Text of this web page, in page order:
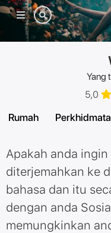
Menu
mudah
Yang
5,0
Rumah
Apakah anda
diterjemahkan ke
bahasa dan itu
dengan anda
memungkinkan